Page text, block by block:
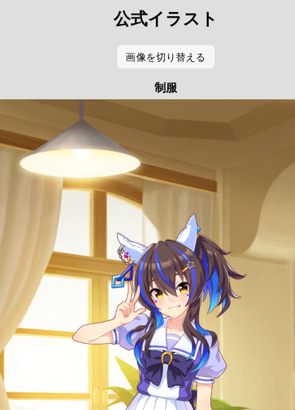
公式イラスト
画像を切り替える
制服